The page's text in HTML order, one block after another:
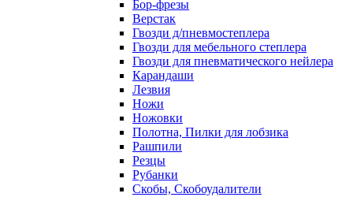
Бор-фрезы
Верстак
Гвозди д/пневмостеплера
Гвозди для мебельного степлера
Гвозди для пневматического нейлера
Карандаши
Лезвия
Ножи
Ножовки
Полотна, Пилки для лобзика
Рашпили
Резцы
Рубанки
Скобы, Скобоудалители